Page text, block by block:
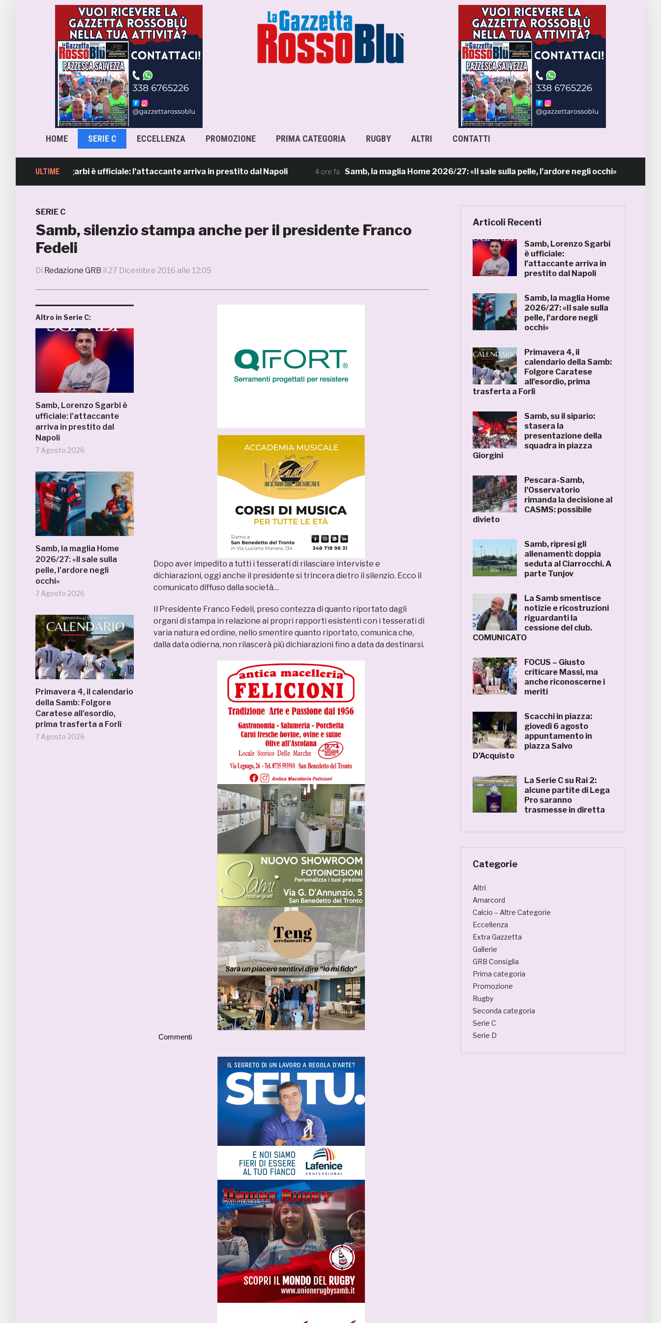
HOME SERIE C ECCELLENZA PROMOZIONE PRIMA CATEGORIA RUGBY ALTRI CONTATTI
ULTIME
Lorenzo Sgarbi è ufficiale: l’attaccante arriva in prestito dal Napoli 4 ore fa Samb, la maglia Home 2026/27: «Il sale sulla pelle, l’ardore negli occhi»
SERIE C
Samb, silenzio stampa anche per il presidente Franco
Fedeli
Di Redazione GRB il 27 Dicembre 2016 alle 12:05
Altro in Serie C:
Samb, Lorenzo Sgarbi è
ufficiale: l’attaccante
arriva in prestito dal
Napoli
7 Agosto 2026
Samb, la maglia Home
2026/27: «Il sale sulla
pelle, l’ardore negli
occhi»
7 Agosto 2026
Primavera 4, il calendario
della Samb: Folgore
Caratese all’esordio,
prima trasferta a Forlì
7 Agosto 2026
Dopo aver impedito a tutti i tesserati di rilasciare interviste e
dichiarazioni, oggi anche il presidente si trincera dietro il silenzio. Ecco il
comunicato diffuso dalla società…
Il Presidente Franco Fedeli, preso contezza di quanto riportato dagli
organi di stampa in relazione ai propri rapporti esistenti con i tesserati di
varia natura ed ordine, nello smentire quanto riportato, comunica che,
dalla data odierna, non rilascerà più dichiarazioni fino a data da destinarsi.
Commenti
Articoli Recenti
Samb, Lorenzo Sgarbi
è ufficiale:
l’attaccante arriva in
prestito dal Napoli
Samb, la maglia Home
2026/27: «Il sale sulla
pelle, l’ardore negli
occhi»
Primavera 4, il
calendario della Samb:
Folgore Caratese
all’esordio, prima
trasferta a Forlì
Samb, su il sipario:
stasera la
presentazione della
squadra in piazza
Giorgini
Pescara-Samb,
l’Osservatorio
rimanda la decisione al
CASMS: possibile
divieto
Samb, ripresi gli
allenamenti: doppia
seduta al Ciarrocchi. A
parte Tunjov
La Samb smentisce
notizie e ricostruzioni
riguardanti la
cessione del club.
COMUNICATO
FOCUS – Giusto
criticare Massi, ma
anche riconoscerne i
meriti
Scacchi in piazza:
giovedì 6 agosto
appuntamento in
piazza Salvo
D’Acquisto
La Serie C su Rai 2:
alcune partite di Lega
Pro saranno
trasmesse in diretta
Categorie
Altri
Amarcord
Calcio – Altre Categorie
Eccellenza
Extra Gazzetta
Gallerie
GRB Consiglia
Prima categoria
Promozione
Rugby
Seconda categoria
Serie C
Serie D